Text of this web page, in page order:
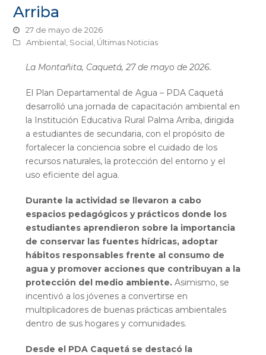
Arriba
27 de mayo de 2026
Ambiental Social Últimas Noticias
La Montañita, Caquetá, 27 de mayo de 2026.
El Plan Departamental de Agua – PDA Caquetá
desarrolló una jornada de capacitación ambiental en
la Institución Educativa Rural Palma Arriba, dirigida
a estudiantes de secundaria, con el propósito de
fortalecer la conciencia sobre el cuidado de los
recursos naturales, la protección del entorno y el
uso eficiente del agua.
Durante la actividad se llevaron a cabo
espacios pedagógicos y prácticos donde los
estudiantes aprendieron sobre la importancia
de conservar las fuentes hídricas, adoptar
hábitos responsables frente al consumo de
agua y promover acciones que contribuyan a la
protección del medio ambiente.Asimismo, se
incentivó a los jóvenes a convertirse en
multiplicadores de buenas prácticas ambientales
dentro de sus hogares y comunidades.
Desde el PDA Caquetá se destacó la